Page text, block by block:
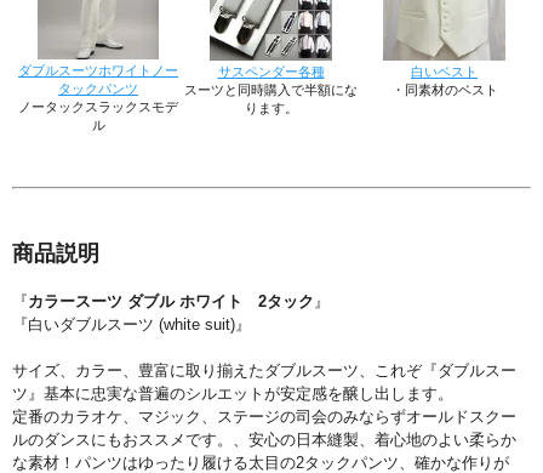
ダブルスーツホワイトノー
タックパンツ
ノータックスラックスモデ
ル
サスペンダー各種
スーツと同時購入で半額にな
ります。
白いベスト
・同素材のベスト
商品説明
『カラースーツ ダブル ホワイト 2タック 』
『白いダブルスーツ (white suit)』
サイズ、カラー、豊富に取り揃えたダブルスーツ、これぞ『ダブルスー
ツ』基本に忠実な普遍のシルエットが安定感を醸し出します。
定番のカラオケ、マジック、ステージの司会のみならずオールドスクー
ルのダンスにもおススメです。、安心の日本縫製、着心地のよい柔らか
な素材！パンツはゆったり履ける太目の2タックパンツ、確かな作りが